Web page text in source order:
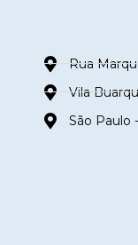
Rua
Vila
São Paulo